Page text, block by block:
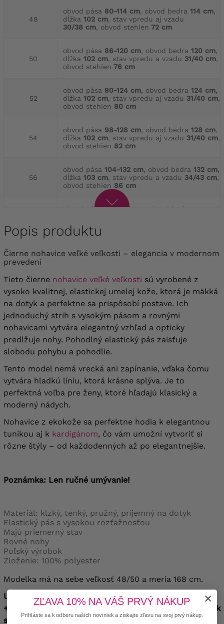
48
obvod pása 80-114 cm, obvod bedra 114 cm,
dĺžka 102 cm, stav vpredu aj vzadu
30/38 cm, obvod stehien 72 cm
50
obvod pása 86-120 cm, obvod bedra 120 cm,
dĺžka 102 cm, stav vpredu a vzadu 31/40 cm,
obvod stehien 76 cm
52
obvod pása 90-124 cm, obvod bedra 124 cm,
dĺžka 102 cm, stav vpredu aj vzadu 31/40 cm,
obvod stehien 80 cm
54
obvod pása 98-128 cm, obvod bedra 128 cm,
dĺžka 102 cm, stav vpredu aj vzadu 31/40 cm,
obvod stehien 82 cm
56
obvod pása 104-132 cm, obvod bedra 132 cm,
dĺžka 103 cm, stav vpredu a vzadu 34/43 cm,
obvod stehien 86 cm
obvod pása 108-136 cm
, obvod bedra
34/45 cm
60
obvod pása 112-144 cm , obvod bedra 144 cm
dĺžka 103 cm, stav vpredu aj vzadu
62
obvod pása 120-148 cm
, obvod bedra
148 cm, dĺžka 103 cm , stav vpredu aj vzadu
35/47 cm, obvod stehien 92 cm
64
obvod pása 124-152 cm, obvod bedra
dĺžka
103 cm , stav vpredu aj vzadu
obvod stehien 94 cm
Popis produktu
Čierne nohavice veľké veľkosti – elegancia v modernom
prevedení
Tieto čierne nohavice veľké veľkosti sú vyrobené z
vysoko kvalitnej, elastickej umelej kože, ktorá je mäkká
na dotyk a perfektne sa prispôsobí postave. Ich
jednoduchý strih s vysokým pásom a rovnými
nohavicami vytvára elegantný vzhľad a opticky
predlžuje nohy. Pohodlný elastický pás zaisťuje
slobodu pohybu a pohodlie.
Tento model nemá vrecká ani zapínanie, vďaka čomu
vytvára hladkú líniu, ktorá krásne splýva. Je to
perfektná voľba pre ženy, ktoré hľadajú klasický a
moderný nádych.
Nohavice z ekokože sa perfektne hodia k elegantnou
tunikou aj k kardigánom, čo vám umožní vytvoriť si
rôzne štýly – od každodenných až po elegantnejšie.
Poznámka: Len ručné umývanie!
Materiál: klzký, tenký, pružný, príjemný na dotyk
Elastický pás s vysokou rozťažnosťou
Majú priemerný stav
Rovné nohy
Poľský výrobok
Zloženie: 100% polyester
Modelka má na sebe veľkosť 48/50 a meria 168 cm.
Upozornenie: materiál je veľmi flexibilný, naťahuje sa
+/- 10 cm, preto na to pri výbere veľkosti pamätajte. Ak
si nevyberáte správnu veľkosť, odporúčame zvoliť
ZĽAVA 10% NA VÁŠ PRVÝ NÁKUP
Prihláste sa k odberu našich noviniek a získajte zľavu na svoj prvý nákup.